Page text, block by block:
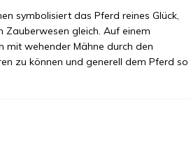
symbolisiert das Pferd reines Glück,
Zauberwesen gleich. Auf einem
mit wehender Mähne durch den
zu können und generell dem Pferd so